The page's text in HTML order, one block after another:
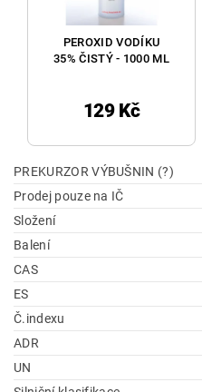
PEROXID VODÍKU
35% ČISTÝ - 1000 ML
129 Kč
PREKURZOR VÝBUŠNIN (?)
Prodej pouze na IČ
Složení
Balení
CAS
ES
Č.indexu
ADR
UN